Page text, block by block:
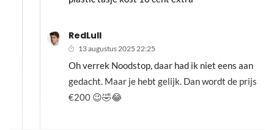
RedLull
13 augustus 2025 22:25
Oh verrek Noodstop, daar had ik niet eens aan
gedacht. Maar je hebt gelijk. Dan wordt de prijs
€200 😉🤣😂